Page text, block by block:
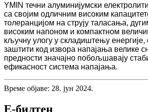
YMIN течни алуминијумски
са својим одличним високим
толеранцијом на струју таласања,
високим напоном и компактном
кључну улогу у складиштењу
заштити код извора напајања велике
предности значајно побољшавају
ефикасност система напајања.
Време објаве: 28. јун 2024.
Е-билтен